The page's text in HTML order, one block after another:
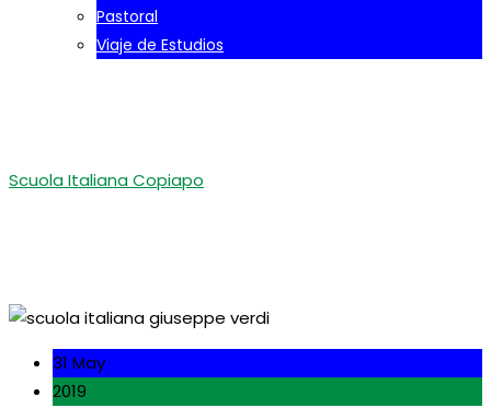
Pastoral
Viaje de Estudios
Scuola Italiana Copiapo
31 May
2019